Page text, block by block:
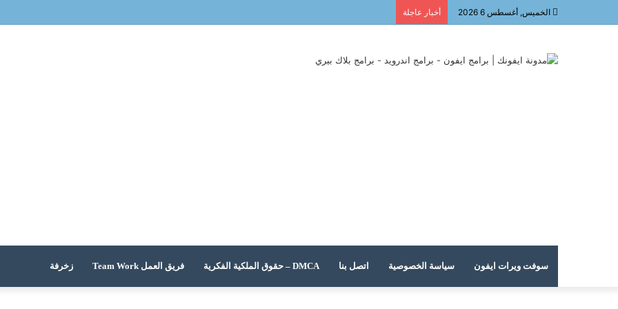
الخميس, أغسطس 6 2026 أخبار عاجلة
سوفت ويرات ايفون سياسة الخصوصية اتصل بنا DMCA – حقوق الملكية الفكرية فريق العمل Team Work زخرفة